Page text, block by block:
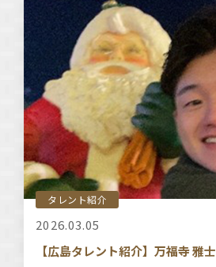
タレント紹介
2026.03.05
【広島タレント紹介】万福寺 雅士